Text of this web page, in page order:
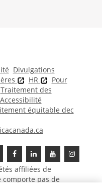
Divulgations
HR
Pour
Traitement des
Accessibilité
équitable dec
affiliées de
comporte pas de